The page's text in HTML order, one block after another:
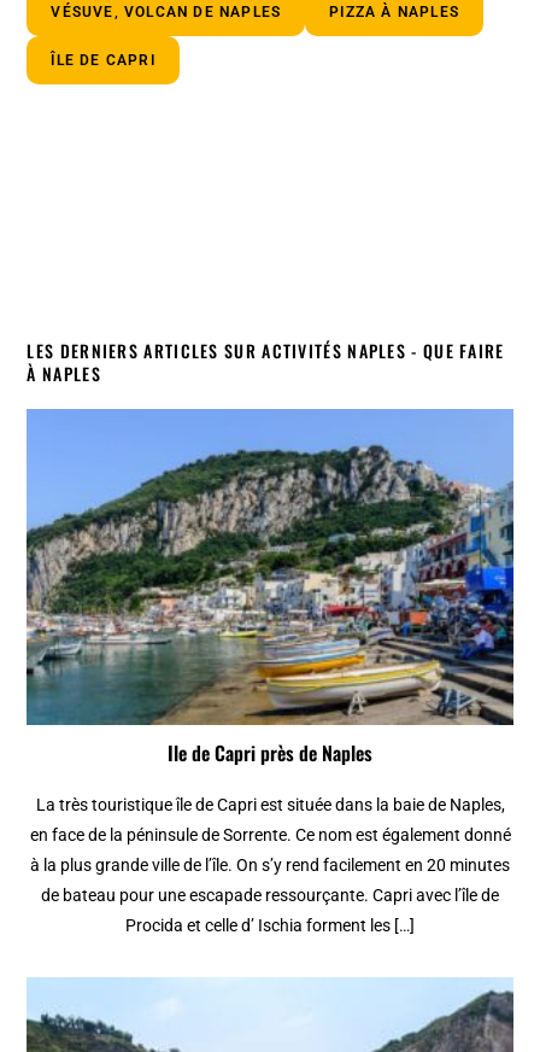
VÉSUVE, VOLCAN DE NAPLES PIZZA À NAPLES
ÎLE DE CAPRI
LES DERNIERS ARTICLES SUR ACTIVITÉS NAPLES - QUE FAIRE
À NAPLES
Ile de Capri près de Naples
La très touristique île de Capri est située dans la baie de Naples,
en face de la péninsule de Sorrente. Ce nom est également donné
à la plus grande ville de l’île. On s’y rend facilement en 20 minutes
de bateau pour une escapade ressourçante. Capri avec l’île de
Procida et celle d’ Ischia forment les […]